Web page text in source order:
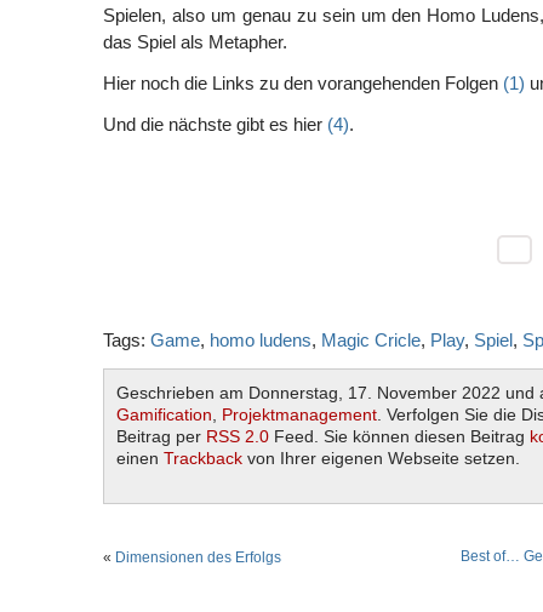
Spielen, also um genau zu sein um den Homo
das Spiel als Metapher.
Hier noch die Links zu den vorangehenden Folgen (1)
Und die nächste gibt es hier (4).
Tags: Game, homo ludens, Magic Cricle, Play, Spiel,
Geschrieben am Donnerstag, 17. November 2022 und
Gamification
Projektmanagement . Verfolgen Sie die
Beitrag per RSS 2.0 Feed. Sie können diesen Beitrag
einen Trackback von Ihrer eigenen Webseite setzen.
« Dimensionen des Erfolgs Best of…